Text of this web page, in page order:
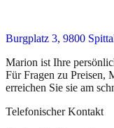
Burgplatz 3, 9800
Marion ist Ihre
Für Fragen zu Preisen,
erreichen Sie sie am
Telefonischer Kontakt